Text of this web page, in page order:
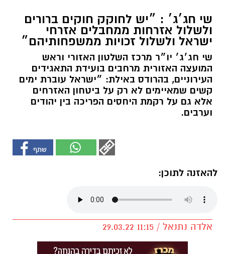
שי חג׳ג׳ : ״יש לחוקק חוקים ברורים
ולשלול אזרחות ממחבלים אזרחי
ישראל ולשלול זכויות ממשפחותיהם״
שי חג׳ג׳ יו״ר מרכז השלטון האזורי וראש
המועצה האזורית מרחבים בועידת התאגידים
העירוניים, בהרודס באילת: ״ישראל עוברת ימים
קשים שמאיימים לא רק על ביטחון האזרחים
אלא גם על רקמת היחסים הפריכה בין יהודים
וערבים.
להאזנה לתוכן:
אלדה נתנאל / 11:15 29.03.22